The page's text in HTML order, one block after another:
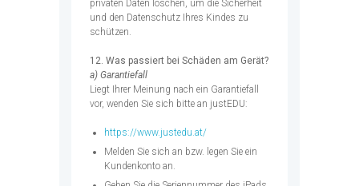
privaten Daten löschen, um die Sicherheit
und den Datenschutz Ihres Kindes zu
schützen.
12. Was passiert bei Schäden am Gerät?
a) Garantiefall
Liegt Ihrer Meinung nach ein Garantiefall
vor, wenden Sie sich bitte an justEDU:
https://www.justedu.at/
Melden Sie sich an bzw. legen Sie ein
Kundenkonto an.